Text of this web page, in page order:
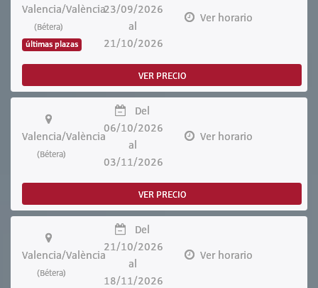
Valencia/València
(Bétera)
últimas plazas
23/09/2026
al
21/10/2026
Ver horario
VER PRECIO
Valencia/València
(Bétera)
Del
06/10/2026
al
03/11/2026
Ver horario
VER PRECIO
Valencia/València
(Bétera)
Del
21/10/2026
al
18/11/2026
Ver horario